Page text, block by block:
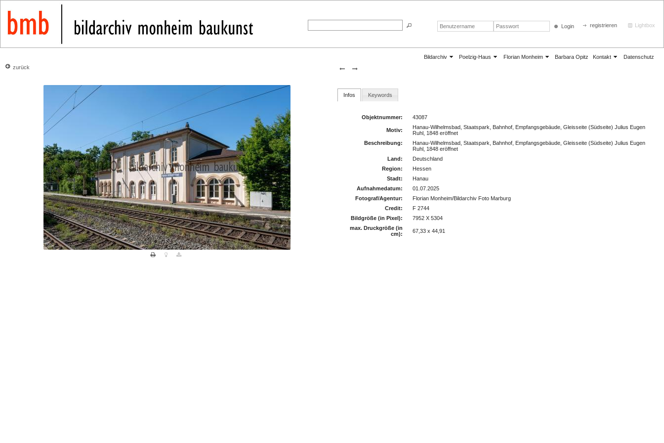
Bildarchiv Poelzig-Haus Florian Monheim Barbara Opitz Kontakt Datenschutz
Login registrieren Lightbox
zurück
Infos Keywords
Objektnummer: 43087
Motiv:
Hanau-Wilhelmsbad, Staatspark, Bahnhof, Empfangsgebäude, Gleisseite (Südseite) Julius Eugen
Ruhl, 1848 eröffnet
Beschreibung:
Hanau-Wilhelmsbad, Staatspark, Bahnhof, Empfangsgebäude, Gleisseite (Südseite) Julius Eugen
Ruhl, 1848 eröffnet
Land:
Deutschland
Region:
Hessen
Stadt:
Hanau
Aufnahmedatum:
01.07.2025
Fotograf/Agentur:
Florian Monheim/Bildarchiv Foto Marburg
Credit:
F 2744
Bildgröße (in Pixel):
7952 X 5304
max. Druckgröße (in
cm):
67,33 x 44,91